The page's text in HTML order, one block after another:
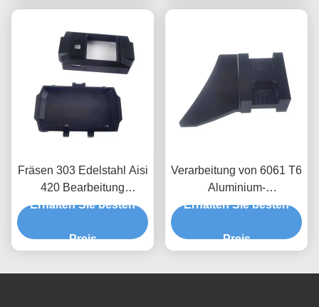
Fräsen 303 Edelstahl Aisi
420 Bearbeitung
Prototypenbearbeitung
Erhalten Sie besten
Preis
Verarbeitung von 6061 T6
Aluminium-
unregelmäßigen, speziell
Erhalten Sie besten
Preis